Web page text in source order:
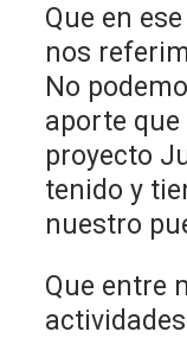
Que en
nos
No
aporte que
proyecto
tenido y
nuestro
Que entre